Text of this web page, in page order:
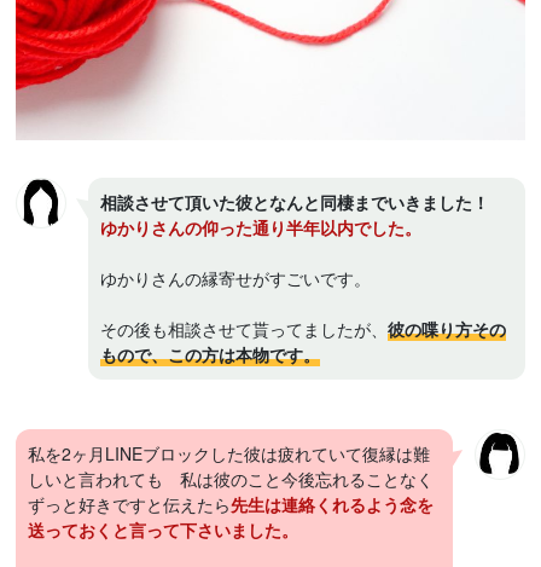
相談させて頂いた彼となんと同棲までいきました！
ゆかりさんの仰った通り半年以内でした。
ゆかりさんの縁寄せがすごいです。
その後も相談させて貰ってましたが、彼の喋り方その
もので、この方は本物です。
私を2ヶ月LINEブロックした彼は疲れていて復縁は難
しいと言われても 私は彼のこと今後忘れることなく
ずっと好きですと伝えたら先生は連絡くれるよう念を
送っておくと言って下さいました。